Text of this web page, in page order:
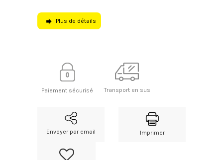
Plus de détails
Paiement sécurisé Transport en sus
Envoyer par email Imprimer